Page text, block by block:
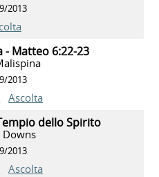
2013
- Matteo 6:22-23
2013
Ascolta
dello Spirito
Downs
2013
Ascolta